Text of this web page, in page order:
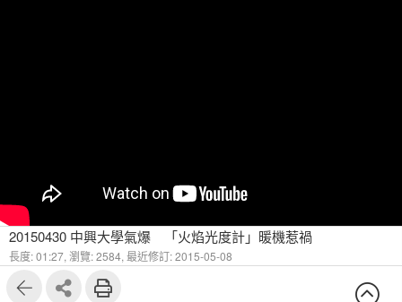
20150430 中興大學氣爆 「火焰光度計」暖機惹禍
長度: 01:27, 瀏覽: 2584, 最近修訂: 2015-05-08